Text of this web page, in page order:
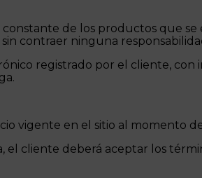
de los productos que
contraer ninguna
registrado por el cliente,
vigente en el sitio al momento
cliente deberá aceptar los